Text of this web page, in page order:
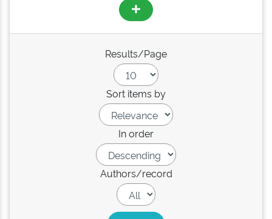
Results/Page
Sort items by
In order
Authors/record